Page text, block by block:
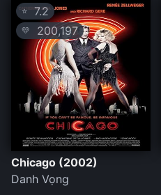
⭐ 7.2
💛 200,197
Chicago (2002)
Danh Vọng